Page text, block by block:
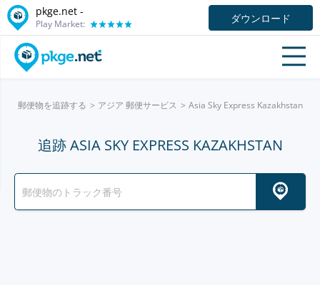
pkge.net -
Play Market: ダウンロード
郵便物を追跡する アジア 郵便サービス Asia Sky Express Kazakhstan
追跡 ASIA SKY EXPRESS KAZAKHSTAN